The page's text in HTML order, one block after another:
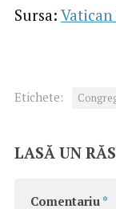
Sursa:
Etichete:
LASĂ UN
Comentariu *